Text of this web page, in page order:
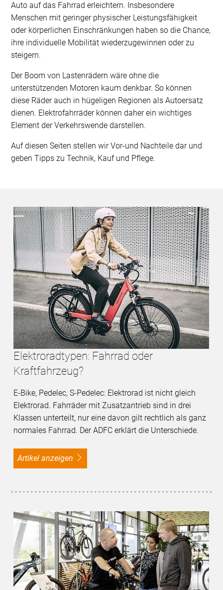
Auto auf das Fahrrad erleichtern. Insbeson­dere
Menschen mit geringer physischer Leistungsfähig­keit
oder körperlichen Einschränkungen haben so die Chance,
ihre individuelle Mobilität wiederzugewinnen oder zu
steigern.
Der Boom von Lastenrädern wäre ohne die
unterstützenden Motoren kaum denkbar. So können
diese Räder auch in hügeligen Regionen als Autoersatz
dienen. Elektrofahrräder können daher ein wichtiges
Element der Verkehrswende darstellen.
Auf diesen Seiten stellen wir Vor-und Nachteile dar und
geben Tipps zu Technik, Kauf und Pflege.
Elektroradtypen: Fahrrad oder
Kraftfahrzeug?
E-Bike, Pedelec, S-Pedelec: Elektrorad ist nicht gleich
Elektrorad. Fahrräder mit Zusatzantrieb sind in drei
Klassen unterteilt, nur eine davon gilt rechtlich als ganz
normales Fahrrad. Der ADFC erklärt die Unterschiede.
Artikel anzeigen